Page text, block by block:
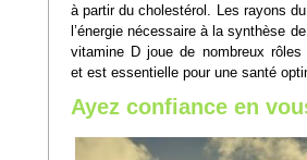
à partir du cholestérol. Les rayons
l’énergie nécessaire à la synthèse
vitamine D joue de nombreux rôles
et est essentielle pour une santé
Ayez confiance en